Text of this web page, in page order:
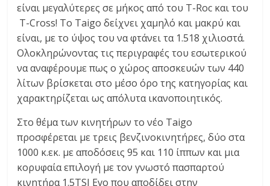
είναι μεγαλύτερες σε μήκος από του T-Roc και του
T-Cross! Το Taigo δείχνει χαμηλό και μακρύ και
είναι, με το ύψος του να φτάνει τα 1.518 χιλιοστά.
Ολοκληρώνοντας τις περιγραφές του εσωτερικού
να αναφέρουμε πως ο χώρος αποσκευών των 440
λίτων βρίσκεται στο μέσο όρο της κατηγορίας και
χαρακτηρίζεται ως απόλυτα ικανοποιητικός.
Στο θέμα των κινητήρων το νέο Taigo
προσφέρεται με τρεις βενζινοκινητήρες, δύο στα
1000 κ.εκ. με αποδόσεις 95 και 110 ίππων και μια
κορυφαία επιλογή με τον γνωστό πασπαρτού
κινητήρα 1.5TSI Evo που αποδίδει στην